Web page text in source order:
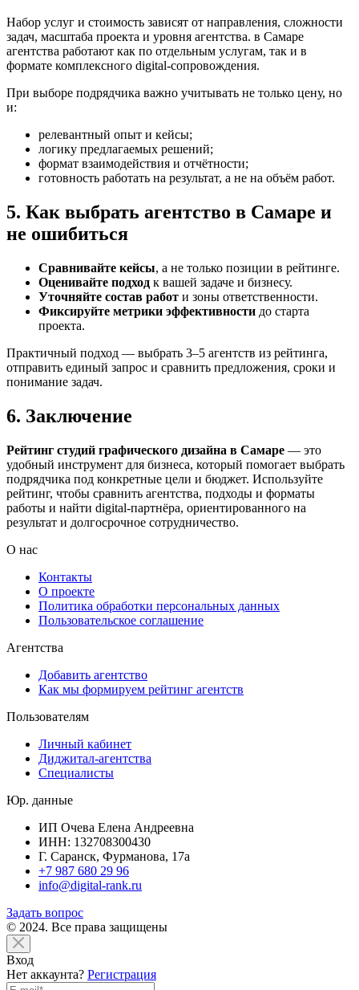
Набор услуг и стоимость зависят от направления, сложности
задач, масштаба проекта и уровня агентства. в Самаре
агентства работают как по отдельным услугам, так и в
формате комплексного digital-сопровождения.
При выборе подрядчика важно учитывать не только цену, но
и:
релевантный опыт и кейсы;
логику предлагаемых решений;
формат взаимодействия и отчётности;
готовность работать на результат, а не на объём работ.
5. Как выбрать агентство в Самаре и
не ошибиться
Сравнивайте кейсы, а не только позиции в рейтинге.
Оценивайте подход к вашей задаче и бизнесу.
Уточняйте состав работ и зоны ответственности.
Фиксируйте метрики эффективности до старта
проекта.
Практичный подход — выбрать 3–5 агентств из рейтинга,
отправить единый запрос и сравнить предложения, сроки и
понимание задач.
6. Заключение
Рейтинг студий графического дизайна в Самаре — это
удобный инструмент для бизнеса, который помогает выбрать
подрядчика под конкретные цели и бюджет. Используйте
рейтинг, чтобы сравнить агентства, подходы и форматы
работы и найти digital-партнёра, ориентированного на
результат и долгосрочное сотрудничество.
О нас
Контакты
О проекте
Политика обработки персональных данных
Пользовательское соглашение
Агентства
Добавить агентство
Как мы формируем рейтинг агентств
Пользователям
Личный кабинет
Диджитал-агентства
Специалисты
Юр. данные
ИП Очева Елена Андреевна
ИНН: 132708300430
Г. Саранск, Фурманова, 17а
+7 987 680 29 96
info@digital-rank.ru
Задать вопрос
© 2024. Все права защищены
Вход
Нет аккаунта? Регистрация